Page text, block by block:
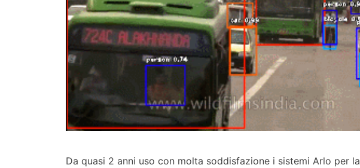
Da quasi 2 anni uso con molta soddisfazione i sistemi Arlo per la